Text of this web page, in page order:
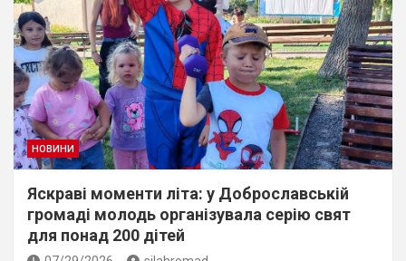
НОВИНИ
Яскраві моменти літа: у Доброславській
громаді молодь організувала серію свят
для понад 200 дітей